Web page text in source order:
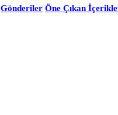
Gönderiler Öne Çıkan